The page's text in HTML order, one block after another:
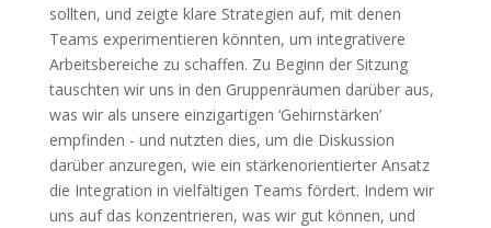
sollten, und zeigte klare Strategien auf, mit denen
Teams experimentieren könnten, um integrativere
Arbeitsbereiche zu schaffen. Zu Beginn der Sitzung
tauschten wir uns in den Gruppenräumen darüber aus,
was wir als unsere einzigartigen ‘Gehirnstärken’
empfinden - und nutzten dies, um die Diskussion
darüber anzuregen, wie ein stärkenorientierter Ansatz
die Integration in vielfältigen Teams fördert. Indem wir
uns auf das konzentrieren, was wir gut können, und